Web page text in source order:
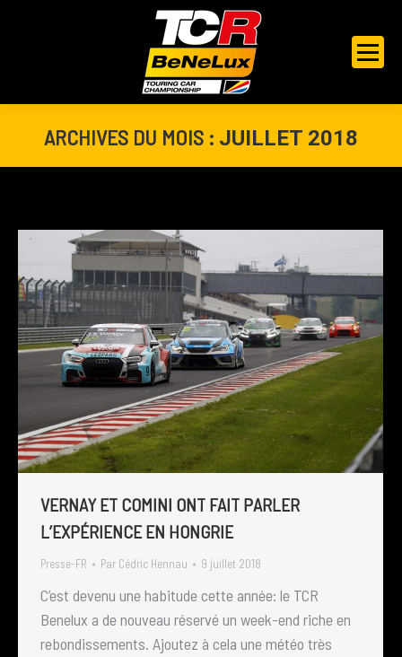
ARCHIVES DU MOIS : JUILLET 2018
Vous êtes ici :
VERNAY ET COMINI ONT FAIT PARLER
L’EXPÉRIENCE EN HONGRIE
Presse-FR Par Cédric Hennau 9 juillet 2018
C’est devenu une habitude cette année: le TCR
Benelux a de nouveau réservé un week-end riche en
rebondissements. Ajoutez à cela une météo très